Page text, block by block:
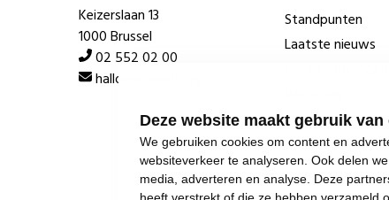
Deze website maakt gebruik
We gebruiken cookies om content en
websiteverkeer te analyseren. Ook delen
media, adverteren en analyse. Deze
Keizerslaan 13
1000 Brussel
02 552 02 00
hallo@vooruit.org
Standpunten
Laatste nieuws